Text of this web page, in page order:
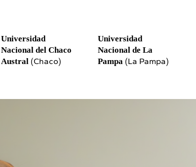
Universidad
Nacional del Chaco
Austral (Chaco)
Universidad
Nacional de La
Pampa (La Pampa)